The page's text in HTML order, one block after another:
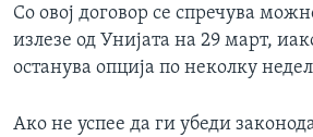
Со овој договор се спречува
излезе од Унијата на 29 март,
останува опција по неколку
Ако не успее да ги убеди